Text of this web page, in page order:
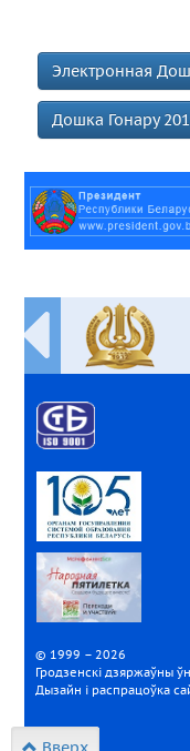
Электронная
Дошка Гонару
© 1999 – 2026
Гродзенскі дзяржаўны
Дызайн і распрацоўка